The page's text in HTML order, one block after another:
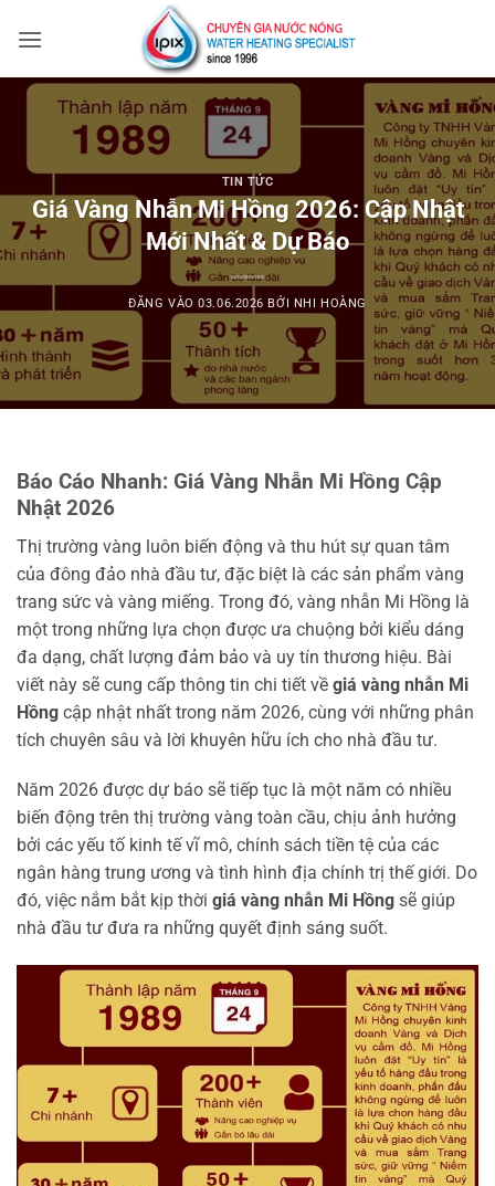
qua
dung
TIN TỨC
Giá Vàng Nhẫn Mi Hồng 2026: Cập Nhật
Mới Nhất & Dự Báo
ĐĂNG VÀO03.06.2026 BỞI NHI HOÀNG
Báo Cáo Nhanh: Giá Vàng Nhẫn Mi Hồng Cập
Nhật 2026
Thị trường vàng luôn biến động và thu hút sự quan tâm
của đông đảo nhà đầu tư, đặc biệt là các sản phẩm vàng
trang sức và vàng miếng. Trong đó, vàng nhẫn Mi Hồng là
một trong những lựa chọn được ưa chuộng bởi kiểu dáng
đa dạng, chất lượng đảm bảo và uy tín thương hiệu. Bài
viết này sẽ cung cấp thông tin chi tiết về giá vàng nhẫn Mi
Hồng cập nhật nhất trong năm 2026, cùng với những phân
tích chuyên sâu và lời khuyên hữu ích cho nhà đầu tư.
Năm 2026 được dự báo sẽ tiếp tục là một năm có nhiều
biến động trên thị trường vàng toàn cầu, chịu ảnh hưởng
bởi các yếu tố kinh tế vĩ mô, chính sách tiền tệ của các
ngân hàng trung ương và tình hình địa chính trị thế giới. Do
đó, việc nắm bắt kịp thời giá vàng nhẫn Mi Hồng sẽ giúp
nhà đầu tư đưa ra những quyết định sáng suốt.